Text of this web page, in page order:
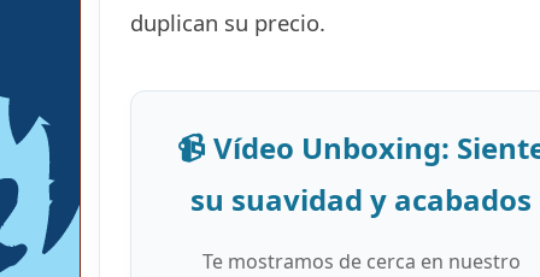
duplican su precio.
📹 Vídeo Unboxing:
su suavidad y acabados
Te mostramos de cerca en nuestro